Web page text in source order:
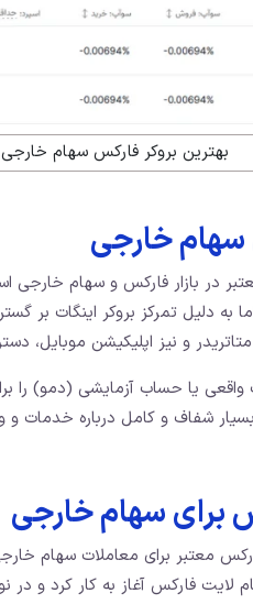
بهترین بروکر فارکس سهام
سهام خارجی
به دلیل تمرکز بروکر اینگات بر
واقعی یا حساب آزمایشی (دمو) را
شفاف و کامل درباره خدمات و
برای سهام خارجی